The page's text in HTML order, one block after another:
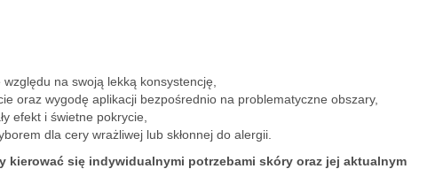
na swoją lekką konsystencję,
oraz wygodę aplikacji bezpośrednio na problematyczne obszary,
efekt i świetne pokrycie,
dla cery wrażliwej lub skłonnej do alergii.
kierować się indywidualnymi potrzebami skóry oraz jej aktualnym